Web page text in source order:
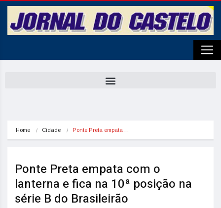
Home Cidade Ponte Preta empata…
Ponte Preta empata com o
lanterna e fica na 10ª posição na
série B do Brasileirão